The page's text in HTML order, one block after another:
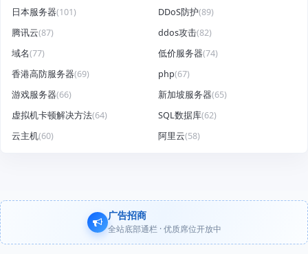
日本服务器(101) DDoS防护(89)
腾讯云(87) ddos攻击(82)
域名(77) 低价服务器(74)
香港高防服务器(69) php(67)
游戏服务器(66) 新加坡服务器(65)
虚拟机卡顿解决方法(64) SQL数据库(62)
云主机(60) 阿里云(58)
广告招商
全站底部通栏 · 优质席位开放中